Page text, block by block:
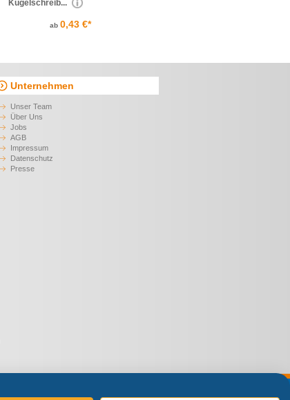
Kugelschreib...
ab 0,43 €*
Unternehmen
Unser Team
Über Uns
Jobs
AGB
Impressum
Datenschutz
Presse